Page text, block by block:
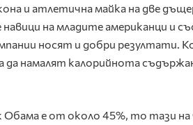
и атлетична майка на две
на младите американци и
носят и добри резултати.
да намалят калорийнота
е от около 45%, то тази на